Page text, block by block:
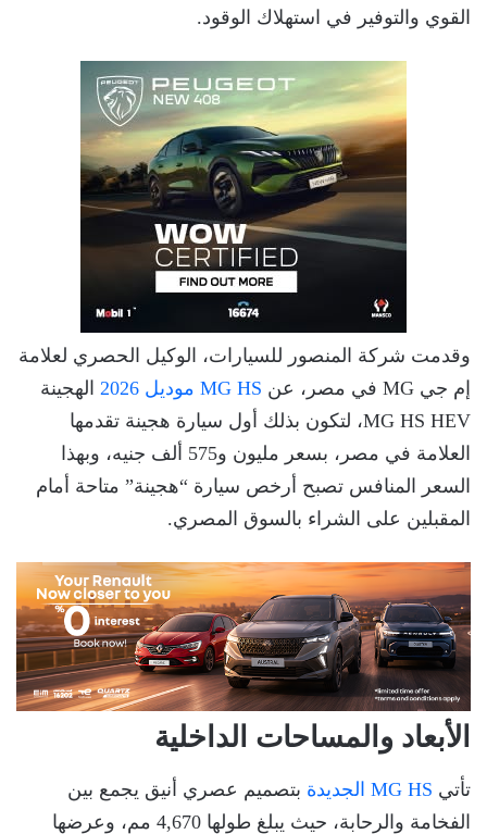
القوي والتوفير في استهلاك الوقود.
وقدمت شركة المنصور للسيارات، الوكيل الحصري لعلامة
إم جي MG في مصر، عن
MG HS موديل 2026
الهجينة
MG HS HEV، لتكون بذلك أول سيارة هجينة تقدمها
العلامة في مصر، بسعر مليون و575 ألف جنيه، وبهذا
السعر المنافس تصبح أرخص سيارة “هجينة” متاحة أمام
المقبلين على الشراء بالسوق المصري.
الأبعاد والمساحات الداخلية
تأتي MG HS الجديدة
بتصميم عصري أنيق يجمع بين
الفخامة والرحابة، حيث يبلغ طولها 4,670 مم، وعرضها